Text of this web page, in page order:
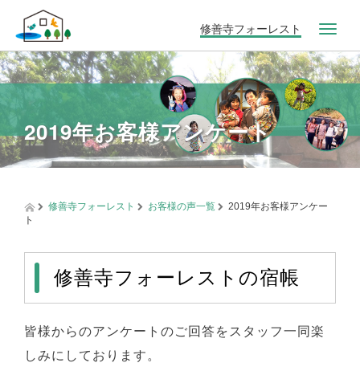
T
g
g
e
n
a
v
o
修善寺フォーレスト
2019年お客様アンケート
修善寺フォーレスト お客様の声一覧
2019年お客様アンケー
ト
修善寺フォーレストの宿帳
皆様からのアンケートのご回答をスタッフ一同楽
しみにしております。